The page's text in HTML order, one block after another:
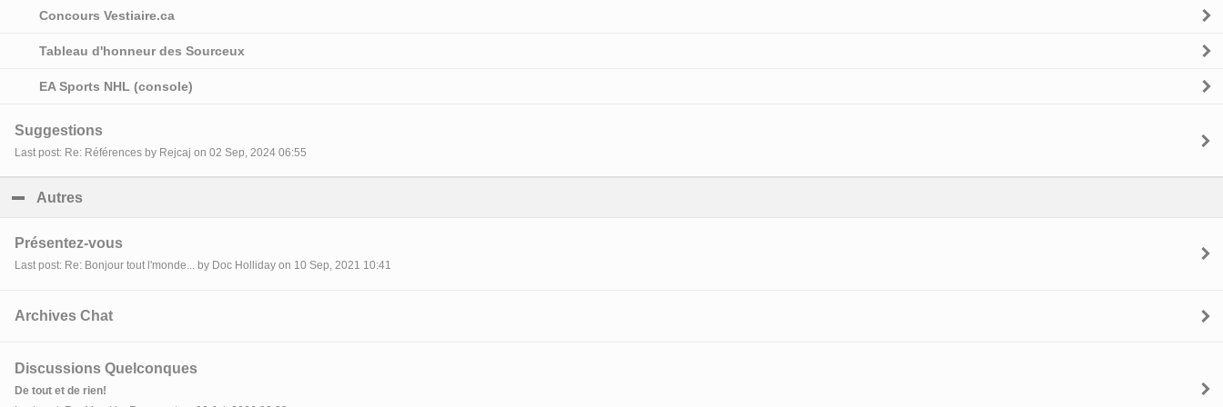
Concours Vestiaire.ca
Tableau d'honneur des Sourceux
EA Sports NHL (console)
Suggestions
Last post: Re: Références by Rejcaj on 02 Sep, 2024 06:55
Autres
Présentez-vous
Last post: Re: Bonjour tout l'monde... by Doc Holliday on 10 Sep, 2021 10:41
Archives Chat
Discussions Quelconques
De tout et de rien!